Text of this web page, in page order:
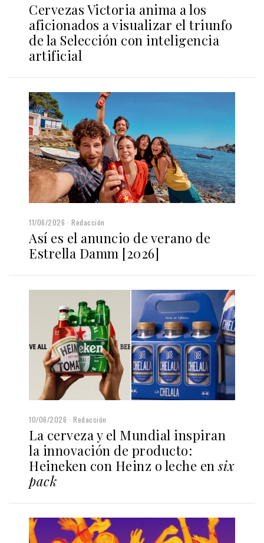
Cervezas Victoria anima a los
aficionados a visualizar el triunfo
de la Selección con inteligencia
artificial
11/06/2026 Redacción
Así es el anuncio de verano de
Estrella Damm [2026]
10/06/2026 Redacción
La cerveza y el Mundial inspiran
la innovación de producto:
Heineken con Heinz o leche ensix
pack